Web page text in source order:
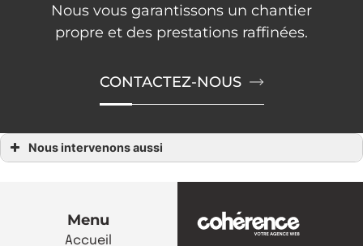
Nous vous garantissons un chantier
propre et des prestations raffinées.
CONTACTEZ-NOUS
Nous intervenons aussi
Terrasse composite Rezé
Terrasse composite Saint-Sébastien-sur-Loire
Terrasse composite Sautron
Menu
Accueil